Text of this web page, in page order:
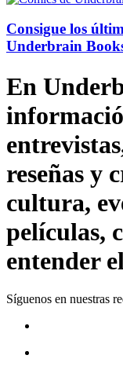
Consigue los
Underbrain
En
reseñas y
cultura,
películas,
entender
Síguenos en nuestras